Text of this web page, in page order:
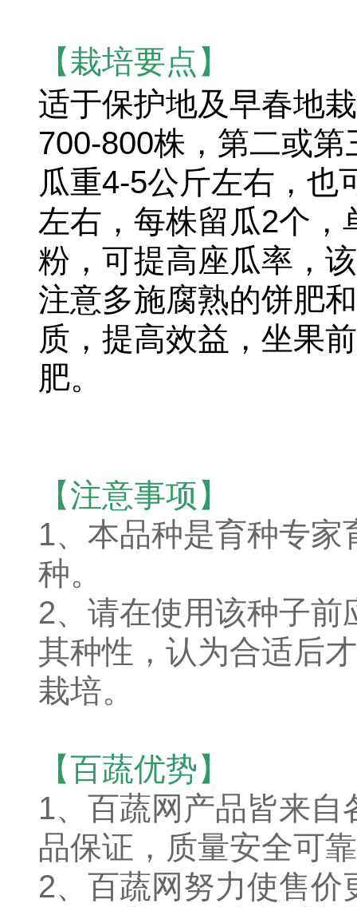
【栽培要点】
适于保护地及早春地
700-800株，第二或
瓜重4-5公斤左右，也
左右，每株留瓜2个，
粉，可提高座瓜率，
注意多施腐熟的饼肥
质，提高效益，坐果
肥。
【注意事项】
1、本品种是育种专
种。
2、请在使用该种子
其种性，认为合适后
栽培。
【百蔬优势】
1、 百蔬网产品皆来自
品保证，质量安全可靠
2、百蔬网努力使售